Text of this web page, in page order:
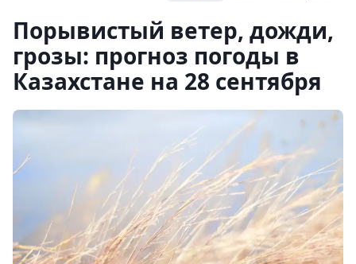
Порывистый ветер, дожди,
грозы: прогноз погоды в
Казахстане на 28 сентября